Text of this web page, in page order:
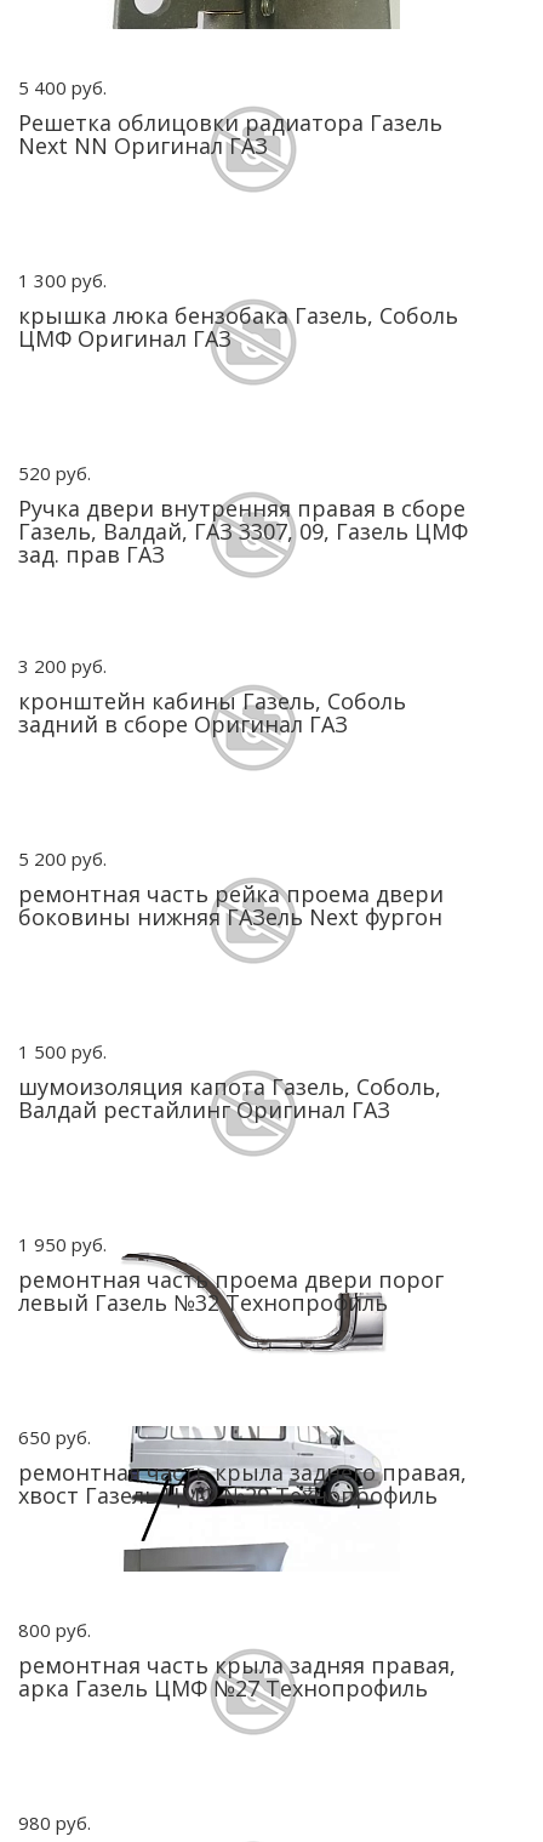
5 400 руб.
Решетка облицовки радиатора Газель
Next NN Оригинал ГАЗ
1 300 руб.
крышка люка бензобака Газель, Соболь
ЦМФ Оригинал ГАЗ
520 руб.
Ручка двери внутренняя правая в сборе
Газель, Валдай, ГАЗ 3307, 09, Газель ЦМФ
зад. прав ГАЗ
3 200 руб.
кронштейн кабины Газель, Соболь
задний в сборе Оригинал ГАЗ
5 200 руб.
ремонтная часть рейка проема двери
боковины нижняя ГАЗель Next фургон
1 500 руб.
шумоизоляция капота Газель, Соболь,
Валдай рестайлинг Оригинал ГАЗ
1 950 руб.
ремонтная часть проема двери порог
левый Газель №32 Технопрофиль
650 руб.
ремонтная часть крыла заднего правая,
хвост Газель ЦМФ №29 Технопрофиль
800 руб.
ремонтная часть крыла задняя правая,
арка Газель ЦМФ №27 Технопрофиль
980 руб.